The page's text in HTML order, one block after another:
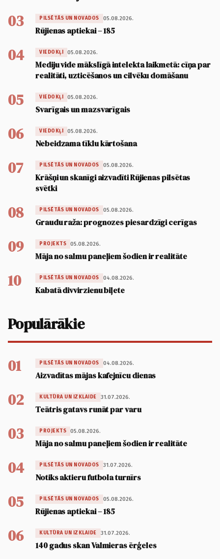
03 PILSĒTĀS UN NOVADOS 05.08.2026.
Rūjienas aptiekai – 185
04 VIEDOKĻI 05.08.2026.
Mediju vide mākslīgā intelekta laikmetā: cīņa par
realitāti, uzticēšanos un cilvēku domāšanu
05 VIEDOKĻI 05.08.2026.
Svarīgais un mazsvarīgais
06 VIEDOKĻI 05.08.2026.
Nebeidzama tīklu kārtošana
07 PILSĒTĀS UN NOVADOS 05.08.2026.
Krāšņi un skanīgi aizvadīti Rūjienas pilsētas
svētki
08 PILSĒTĀS UN NOVADOS 05.08.2026.
Graudu raža: prognozes piesardzīgi cerīgas
09 PROJEKTS 05.08.2026.
Māja no salmu paneļiem šodien ir realitāte
10 PILSĒTĀS UN NOVADOS 04.08.2026.
Kabatā divvirzienu biļete
Populārākie
01 PILSĒTĀS UN NOVADOS 04.08.2026.
Aizvadītas mājas kafejnīcu dienas
02 KULTŪRA UN IZKLAIDE 31.07.2026.
Teātris gatavs runāt par varu
03 PROJEKTS 05.08.2026.
Māja no salmu paneļiem šodien ir realitāte
04 PILSĒTĀS UN NOVADOS 31.07.2026.
Notiks aktieru futbola turnīrs
05 PILSĒTĀS UN NOVADOS 05.08.2026.
Rūjienas aptiekai – 185
06 KULTŪRA UN IZKLAIDE 31.07.2026.
140 gadus skan Valmieras ērģeles